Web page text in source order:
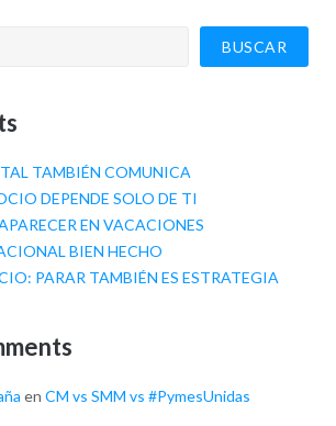
BUSCAR
TAMBIÉN COMUNICA
DEPENDE SOLO DE TI
EN VACACIONES
BIEN HECHO
PARAR TAMBIÉN ES ESTRATEGIA
en CM vs SMM vs #PymesUnidas